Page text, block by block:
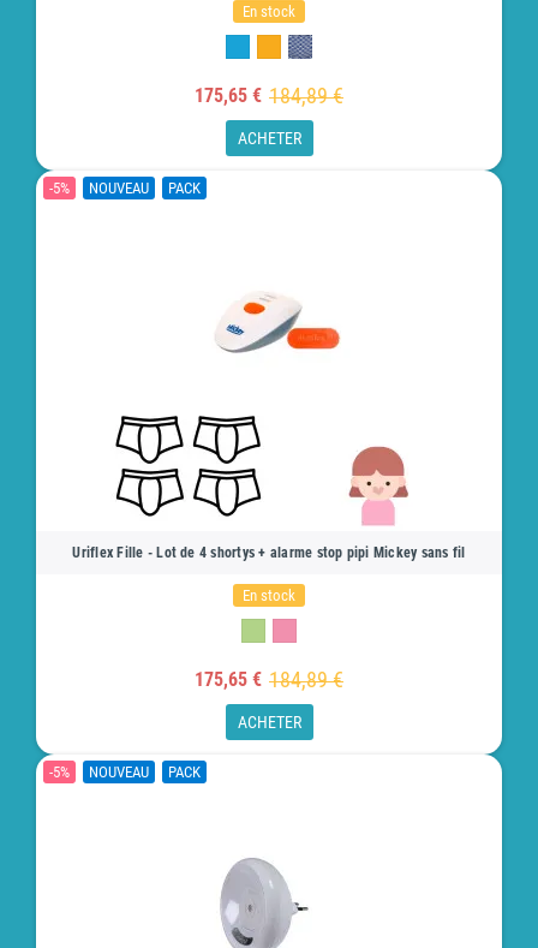
En stock
175,65 € 184,89 €
ACHETER
-5% NOUVEAU PACK
Uriflex Fille - Lot de 4 shortys + alarme stop pipi Mickey sans fil
En stock
175,65 € 184,89 €
ACHETER
-5% NOUVEAU PACK